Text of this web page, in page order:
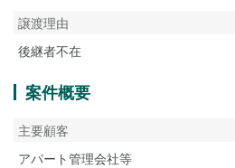
譲渡理由
後継者不在
案件概要
主要顧客
アパート管理会社等